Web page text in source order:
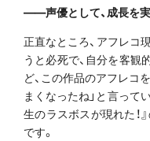
――声優として、成長を
正直なところ、アフレコ
うと必死で、自分を客観
ど、この作品のアフレコ
まくなったね」と言って
生のラスボスが現れた！
です。